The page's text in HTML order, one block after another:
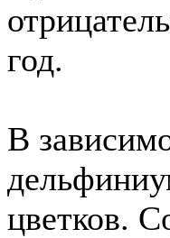
год.
В
цветков.